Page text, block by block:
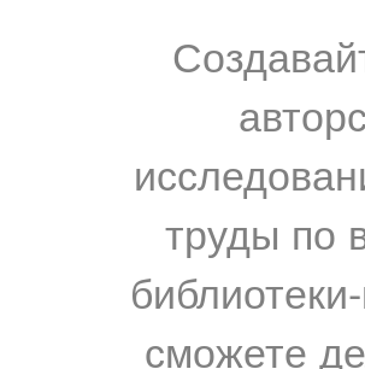
труды по
сможете